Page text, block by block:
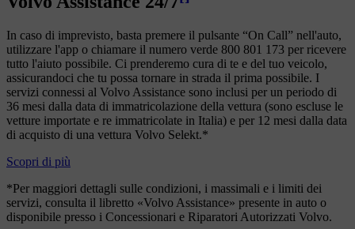
In caso di imprevisto, basta premere il pulsante “On Call” nell'auto,
utilizzare l'app o chiamare il numero verde 800 801 173 per ricevere
tutto l'aiuto possibile. Ci prenderemo cura di te e del tuo veicolo,
assicurandoci che tu possa tornare in strada il prima possibile. I
servizi connessi al Volvo Assistance sono inclusi per un periodo di
36 mesi dalla data di immatricolazione della vettura (sono escluse le
vetture importate e re immatricolate in Italia) e per 12 mesi dalla data
di acquisto di una vettura Volvo Selekt.*
Scopri di più
*Per maggiori dettagli sulle condizioni, i massimali e i limiti dei
servizi, consulta il libretto «Volvo Assistance» presente in auto o
disponibile presso i Concessionari e Riparatori Autorizzati Volvo.